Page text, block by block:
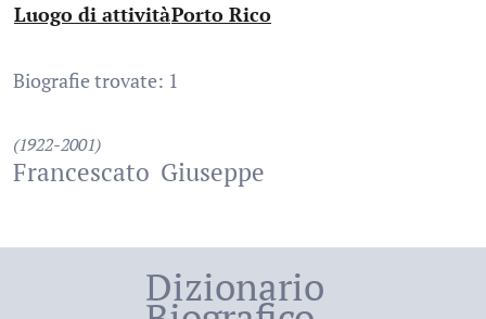
Luogo di attività
:Porto Rico
Biografie trovate: 1
(1922-2001)
Francescato Giuseppe
Dizionario